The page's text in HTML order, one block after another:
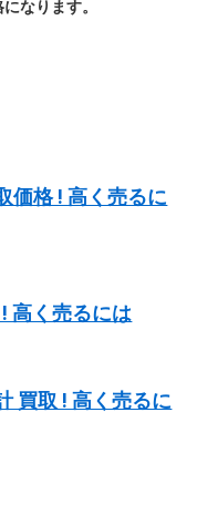
なります。
価格 ! 高く売るに
高く売るには
買取 ! 高く売るに